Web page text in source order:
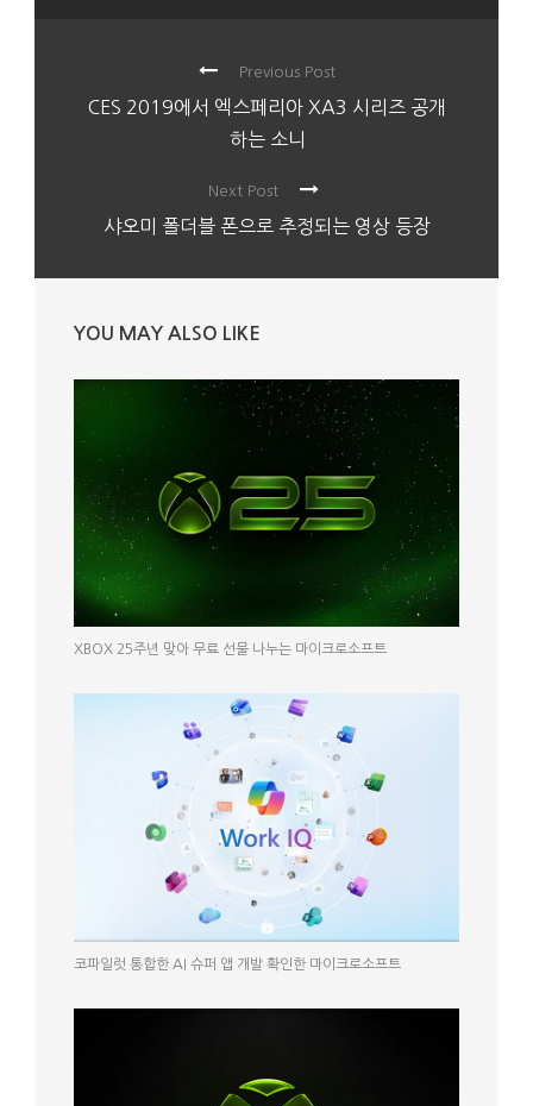
Previous Post
CES 2019에서 엑스페리아 XA3 시리즈 공개
하는 소니
Next Post
샤오미 폴더블 폰으로 추정되는 영상 등장
YOU MAY ALSO LIKE
XBOX 25주년 맞아 무료 선물 나누는 마이크로소프트
코파일럿 통합한 AI 슈퍼 앱 개발 확인한 마이크로소프트